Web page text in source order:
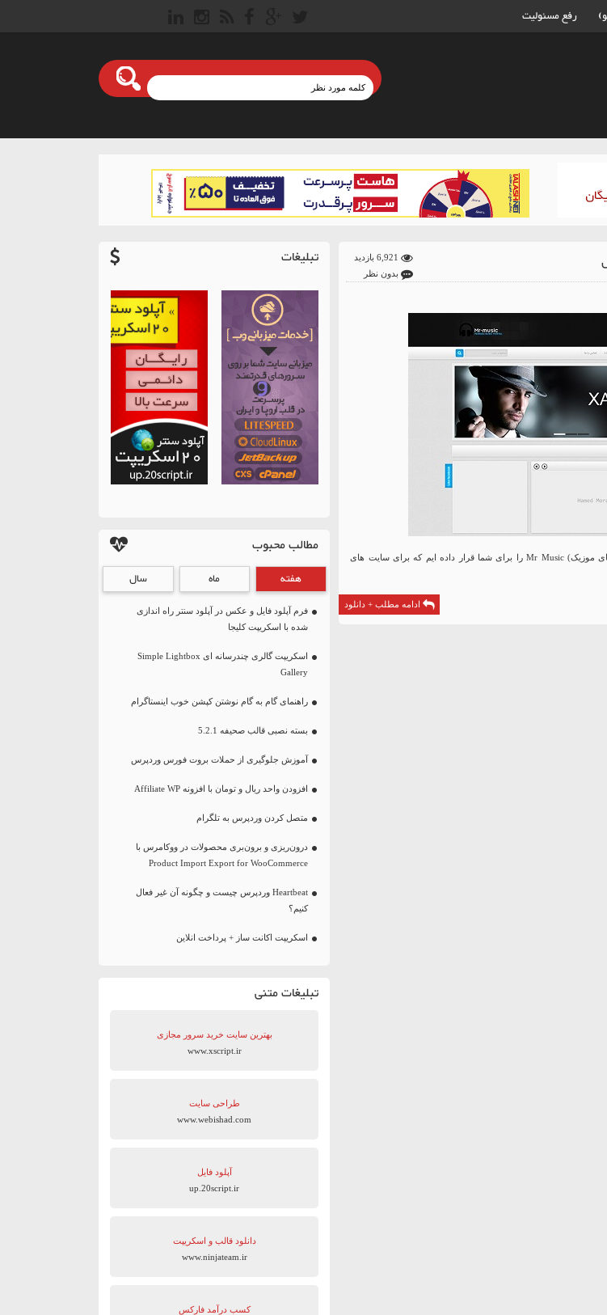
رفع مسئولیت
بدون نظر
قالب Mr Music برای وردپرس : قالب سایت ( اقای موزیک) Mr Music را برای شما قرار داده ایم که برای سایت های
ادامه مطلب + دانلود
تبلیغات
مطالب محبوب
هفته ماه سال
فرم آپلود فایل و عکس در آپلود سنتر راه اندازی
شده با اسکریپت کلیجا
اسکریپت گالری چندرسانه ای Simple Lightbox
Gallery
راهنمای گام به گام نوشتن کپشن خوب اینستاگرام
بسته نصبی قالب صحیفه 5.2.1
آموزش جلوگیری از حملات بروت فورس وردپرس
افزودن واحد ریال و تومان با افزونه Affiliate WP
متصل کردن وردپرس به تلگرام
درون‌ریزی و برون‌بری محصولات در ووکامرس با
Product Import Export for WooCommerce
Heartbeat وردپرس چیست و چگونه آن غیر فعال
کنیم؟
اسکریپت اکانت ساز + پرداخت انلاین
تبلیغات متنی
بهترین سایت‌ خرید سرور مجازی
www.xscript.ir
طراحی سایت
www.webishad.com
آپلود فایل
up.20script.ir
دانلود قالب و اسکریپت
www.ninjateam.ir
کسب درآمد فارکس